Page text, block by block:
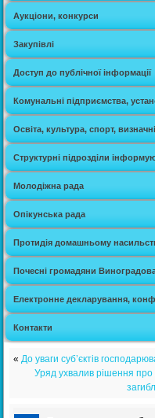
Аукціони, конкурси
Закупівлі
Доступ до публічної інформації
Комунальні підприємства,
Освіта, культура, спорт,
Структурні підрозділи
Молодіжна рада
Опікунська рада
Протидія домашньому
Почесні громадяни
Електронне декларування,
Контакти
«До уваги суб’єктів
Уряд ухвалив рішення про